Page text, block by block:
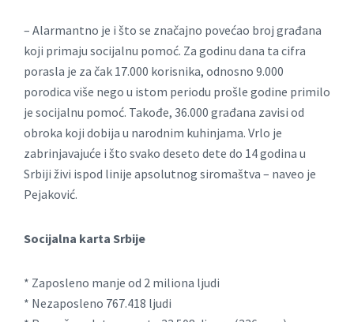
– Alarmantno je i što se značajno povećao broj građana
koji primaju socijalnu pomoć. Za godinu dana ta cifra
porasla je za čak 17.000 korisnika, odnosno 9.000
porodica više nego u istom periodu prošle godine primilo
je socijalnu pomoć. Takođe, 36.000 građana zavisi od
obroka koji dobija u narodnim kuhinjama. Vrlo je
zabrinjavajuće i što svako deseto dete do 14 godina u
Srbiji živi ispod linije apsolutnog siromaštva – naveo je
Pejaković.
Socijalna karta Srbije
* Zaposleno manje od 2 miliona ljudi
* Nezaposleno 767.418 ljudi